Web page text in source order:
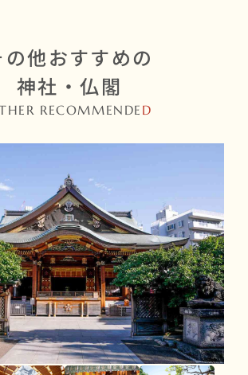
の他おすすめの
神社・仏閣
RECOMMENDE D